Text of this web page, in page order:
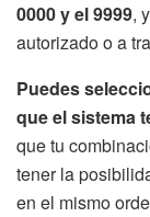
0000 y el 9999,
autorizado o a
Puedes
que el sistema
que tu
tener la
en el mismo